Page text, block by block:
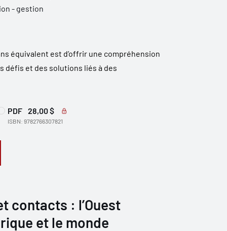
- gestion
équivalent est d’offrir une compréhension
défis et des solutions liés à des
PDF 28,00 $
ISBN: 9782766307821
contacts : l’Ouest
et le monde